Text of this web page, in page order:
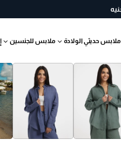
ملابس حديثي الولادة ملابس للجنسين